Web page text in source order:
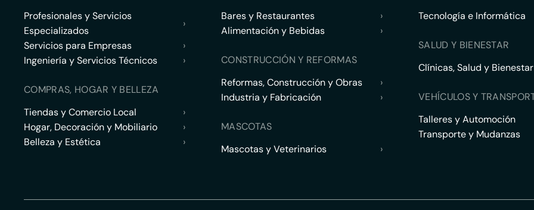
Profesionales y Servicios
Especializados
›
Servicios para Empresas
›
Ingeniería y Servicios Técnicos
›
COMPRAS, HOGAR Y BELLEZA
Tiendas y Comercio Local
›
Hogar, Decoración y Mobiliario
›
Belleza y Estética
›
Bares y Restaurantes
›
Alimentación y Bebidas
›
CONSTRUCCIÓN Y REFORMAS
Reformas, Construcción y Obras
›
Industria y Fabricación
›
MASCOTAS
Mascotas y Veterinarios
›
Tecnología e Informática
SALUD Y BIENESTAR
Clínicas, Salud y Bienestar
VEHÍCULOS Y
Talleres y Automoción
Transporte y Mudanzas